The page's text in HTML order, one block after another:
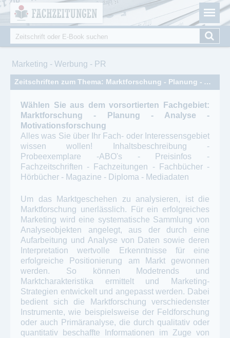
Fachzeitungen.de - Das unabhängige Portal für
Fachmagazine Fachpublikationen & eBooks
Suchformular
Suche
Marketing - Werbung - PR
Zeitschriften zum Thema: Marktforschung - Planung - Analyse - Motivationsforschung
Wählen Sie aus dem vorsortierten Fachgebiet:
Marktforschung - Planung - Analyse -
Motivationsforschung
Alles was Sie über Ihr Fach- oder Interessensgebiet
wissen wollen! Inhaltsbeschreibung -
Probeexemplare -ABO's - Preisinfos -
Fachzeitschriften - Fachzeitungen - Fachbücher -
Hörbücher - Magazine - Diploma - Mediadaten
Um das Marktgeschehen zu analysieren, ist die
Marktforschung unerlässlich. Für ein erfolgreiches
Marketing wird eine systematische Sammlung von
Analyseobjekten angelegt, aus der durch eine
Aufarbeitung und Analyse von Daten sowie deren
Interpretation wertvolle Erkenntnisse für eine
erfolgreiche Positionierung am Markt gewonnen
werden. So können Modetrends und
Marktcharakteristika ermittelt und Marketing-
Strategien entwickelt und angepasst werden. Dabei
bedient sich die Marktforschung verschiedenster
Instrumente, wie beispielsweise der Feldforschung
oder auch Primäranalyse, die durch qualitativ oder
quantitativ beschaffte Informationen im Zuge von
Cookie-Einstellungen